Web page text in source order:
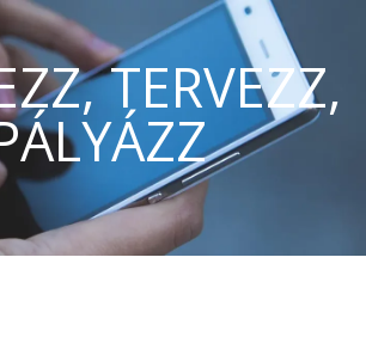
TERVEZZ,